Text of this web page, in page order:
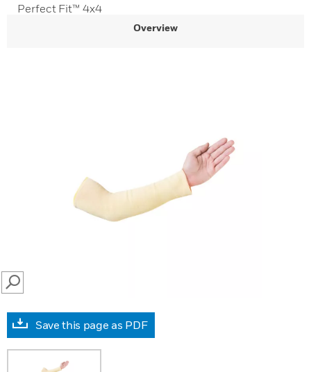
Perfect Fit™ 4x4
Overview
SEARCH
Save this page as PDF